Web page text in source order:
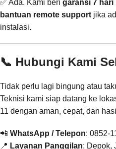
✅ Ada. Kami beri garansi 7 hari
bantuan remote support jika
instalasi.
📞 Hubungi Kami
Tidak perlu lagi bingung atau
Teknisi kami siap datang ke
11 dengan aman, cepat, dan
📲 WhatsApp / Telepon: 0852-
📍 Layanan Panggilan: Depok,